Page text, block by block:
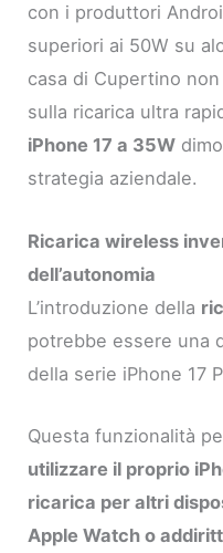
con i produttori
superiori ai 50W su
casa di Cupertino
sulla ricarica ultra
iPhone 17 a 35W
strategia aziendale.
Ricarica wireless
dell’autonomia
L’introduzione della
potrebbe essere una
della serie iPhone 17
Questa funzionalità
utilizzare il proprio
ricarica per altri
Apple Watch o